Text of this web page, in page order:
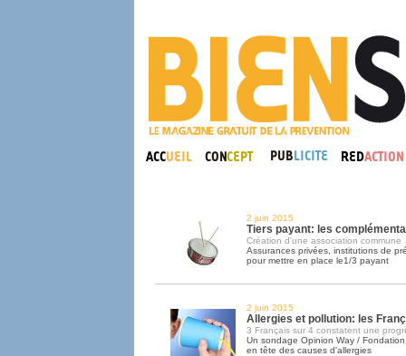
2 juin 2015
Tiers payant: les
Création d'une association commune
Assurances privées, institutions de
pour mettre en place le1/3 payant
2 juin 2015
Allergies et pollution: les
3 Français sur 4 constatent une
Un sondage Opinion Way /
en tête des causes d'allergies